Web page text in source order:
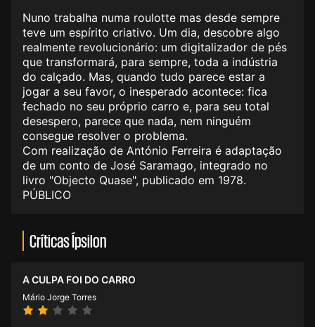
Nuno trabalha numa roulotte mas desde sempre
teve um espírito criativo. Um dia, descobre algo
realmente revolucionário: um digitalizador de pés
que transformará, para sempre, toda a indústria
do calçado. Mas, quando tudo parece estar a
jogar a seu favor, o inesperado acontece: fica
fechado no seu próprio carro e, para seu total
desespero, parece que nada, nem ninguém
consegue resolver o problema.
Com realização de António Ferreira é adaptação
de um conto de José Saramago, integrado no
livro "Objecto Quase", publicado em 1978.
PÚBLICO
Críticas Ípsilon
A CULPA FOI DO CARRO
Mário Jorge Torres